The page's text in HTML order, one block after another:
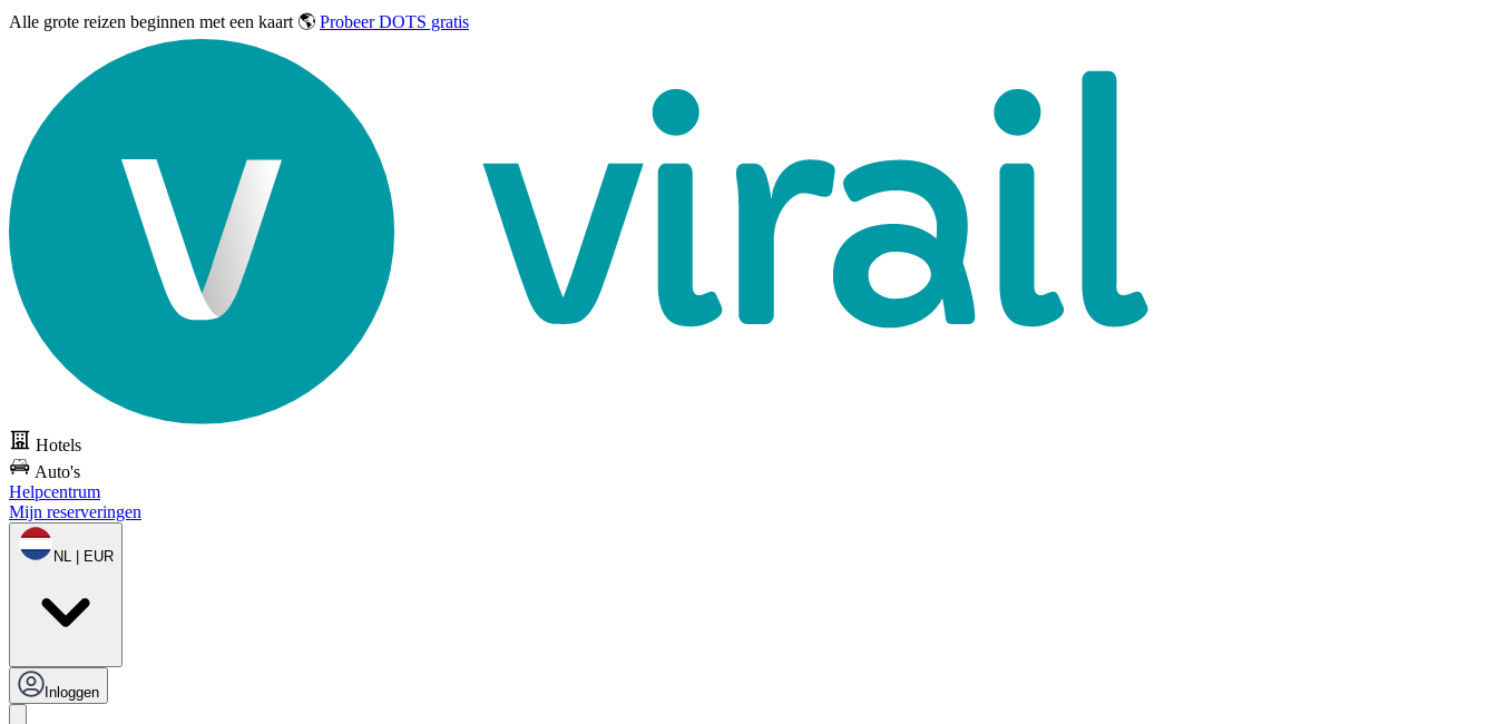
Alle grote reizen beginnen met een kaart 🌎 Probeer DOTS gratis
Hotels
Auto's
Helpcentrum
Mijn reserveringen
NL | EUR
Inloggen